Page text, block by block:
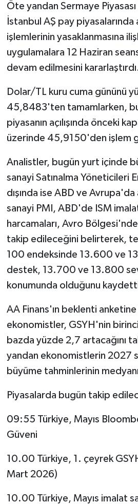
Öte yandan Sermaye
İstanbul AŞ pay piyasalarında
işlemlerinin yasaklanmasına
uygulamalara 12 Haziran
devam edilmesini
Dolar/TL kuru cuma gününü
45,8483'ten tamamlarken,
piyasanın açılışında önceki
üzerinde 45,9150'den işlem
Analistler, bugün yurt içinde
sanayi Satınalma Yöneticileri
dışında ise ABD ve Avrupa'da
sanayi PMI, ABD'de ISM
harcamaları, Avro
takip edileceğini belirterek,
100 endeksinde 13.600 ve
destek, 13.700 ve 13.800
konumunda olduğunu
AA Finans'ın beklenti anketine
ekonomistler, GSYH'nin
bazda yüzde 2,7 artacağını
yandan ekonomistlerin 2027
büyüme tahminlerinin
Piyasalarda bugün takip
09:55 Türkiye, Mayıs
Güveni
10.00 Türkiye, 1. çeyrek
Mart 2026)
10.00 Türkiye, Mayıs imalat